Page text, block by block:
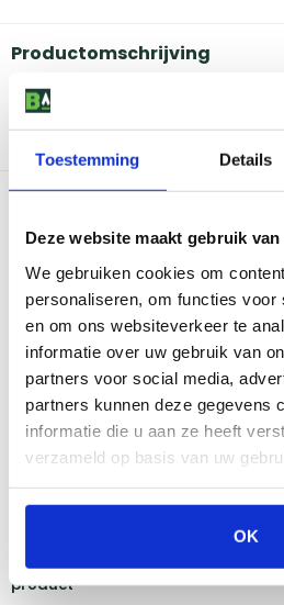
Toestemming Details
Deze website maakt gebruik
We gebruiken cookies om
personaliseren, om functies voor
en om ons websiteverkeer te
informatie over uw gebruik van
partners voor social media,
partners kunnen deze gegevens
informatie die u aan ze heeft
verzameld op basis van uw
OK
Productomschrijving
De Spirit Classic heeft een
uitstraling. Deze robuuste
voorzien. Met drie branders en een
Voorzien van een extra zijbrander
Amsterdam
Breda
Den Bosch
Doetinchem
Duiven
Reviews
Er zijn nog geen reviews voor dit
product